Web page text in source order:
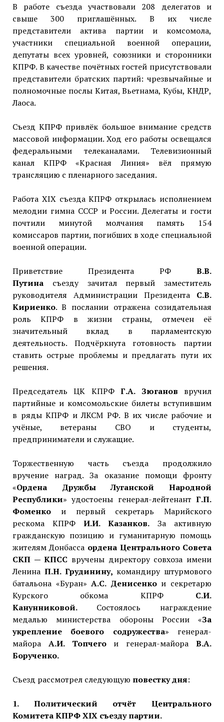
В работе съезда участвовали 208 делегатов и
свыше 300 приглашённых. В их числе
представители актива партии и комсомола,
участники специальной военной операции,
депутаты всех уровней, союзники и сторонники
КПРФ. В качестве почётных гостей присутствовали
представители братских партий: чрезвычайные и
полномочные послы Китая, Вьетнама, Кубы, КНДР,
Лаоса.
Съезд КПРФ привлёк большое внимание средств
массовой информации. Ход его работы освещался
федеральными телеканалами. Телевизионный
канал КПРФ «Красная Линия» вёл прямую
трансляцию с пленарного заседания.
Работа XIX съезда КПРФ открылась исполнением
мелодии гимна СССР и России. Делегаты и гости
почтили минутой молчания память 154
комиссаров партии, погибших в ходе специальной
военной операции.
Приветствие Президента РФ В.В.
Путина съезду
зачитал первый заместитель
руководителя Администрации Президента С.В.
Кириенко. В послании отражена созидательная
роль КПРФ в жизни страны, отмечен её
значительный вклад в парламентскую
деятельность. Подчёркнута готовность партии
ставить острые проблемы и предлагать пути их
решения.
Председатель ЦК КПРФГ.А. Зюганов вручил
партийные и комсомольские билеты вступившим
в ряды КПРФ и ЛКСМ РФ. В их числе рабочие и
учёные, ветераны СВО и студенты,
предприниматели и служащие.
Торжественную часть съезда продолжило
вручение наград. За оказание помощи фронту
«Ордена Дружбы Луганской Народной
Республики» удостоены генерал-лейтенантГ.П.
Фоменко и первый секретарь Марийского
рескома КПРФ И.И. Казанков. За активную
гражданскую позицию и гуманитарную помощь
жителям Донбасса ордена Центрального Совета
СКП — КПСС вручены директору совхоза имени
Ленина П.Н. Грудинину, командиру штурмового
батальона «Буран»А.С. Денисенко и секретарю
Курского обкома КПРФ С.И.
Канунниковой. Состоялось награждение
медалью министерства обороны России «За
укрепление боевого содружества» генерал-
майора А.И. Топчего и генерал-майораВ.А.
Борученко.
Съезд рассмотрел следующую повестку дня:
1. Политический отчёт Центрального
Комитета КПРФ XIX съезду партии.